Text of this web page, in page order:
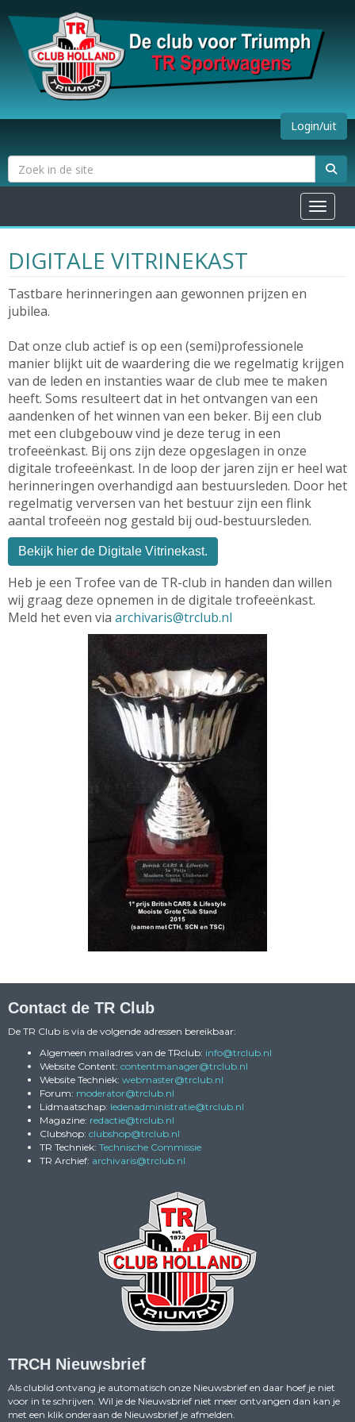
Login/uit
Toggle
DIGITALE VITRINEKAST
Tastbare herinneringen aan gewonnen prijzen en
jubilea.
Dat onze club actief is op een (semi)professionele
manier blijkt uit de waardering die we regelmatig krijgen
van de leden en instanties waar de club mee te maken
heeft. Soms resulteert dat in het ontvangen van een
aandenken of het winnen van een beker. Bij een club
met een clubgebouw vind je deze terug in een
trofeeënkast. Bij ons zijn deze opgeslagen in onze
digitale trofeeënkast. In de loop der jaren zijn er heel wat
herinneringen overhandigd aan bestuursleden. Door het
regelmatig verversen van het bestuur zijn een flink
aantal trofeeën nog gestald bij oud-bestuursleden.
Bekijk hier de Digitale Vitrinekast.
Heb je een Trofee van de TR-club in handen dan willen
wij graag deze opnemen in de digitale trofeeënkast.
Meld het even via siravihcra@trclub.nl
Contact de TR Club
De TR Club is via de volgende adressen bereikbaar:
Algemeen mailadres van de TRclub: ofni@trclub.nl
Website Content: reganamtnetnoc@trclub.nl
Website Techniek: retsambew@trclub.nl
Forum: rotaredom@trclub.nl
Lidmaatschap: eitartsinimdanedel@trclub.nl
Magazine: eitcader@trclub.nl
Clubshop: pohsbulc@trclub.nl
TR Techniek: Technische Commissie
TR Archief: siravihcra@trclub.nl
TRCH Nieuwsbrief
Als clublid ontvang je automatisch onze Nieuwsbrief en daar hoef je niet
voor in te schrijven. Wil je de Nieuwsbrief niet meer ontvangen dan kan je
met een klik onderaan de Nieuwsbrief je afmelden.